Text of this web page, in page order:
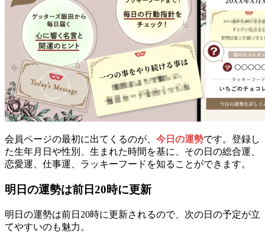
会員ページの最初に出てくるのが、 今日の運勢です。登録し
た生年月日や性別、生まれた時間を基に、その日の総合運、
恋愛運、仕事運、ラッキーフードを知ることができます。
明日の運勢は前日20時に更新
明日の運勢は前日20時に更新されるので、次の日の予定が立
てやすいのも魅力。